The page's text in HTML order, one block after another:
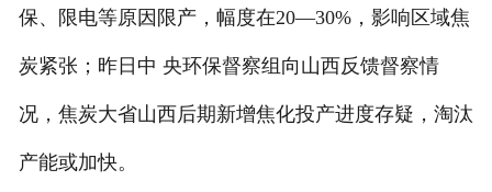
保、限电等原因限产，幅度在20―30%，影响区域焦
炭紧张；昨日中 央环保督察组向山西反馈督察情
况，焦炭大省山西后期新增焦化投产进度存疑，淘汰
产能或加快。